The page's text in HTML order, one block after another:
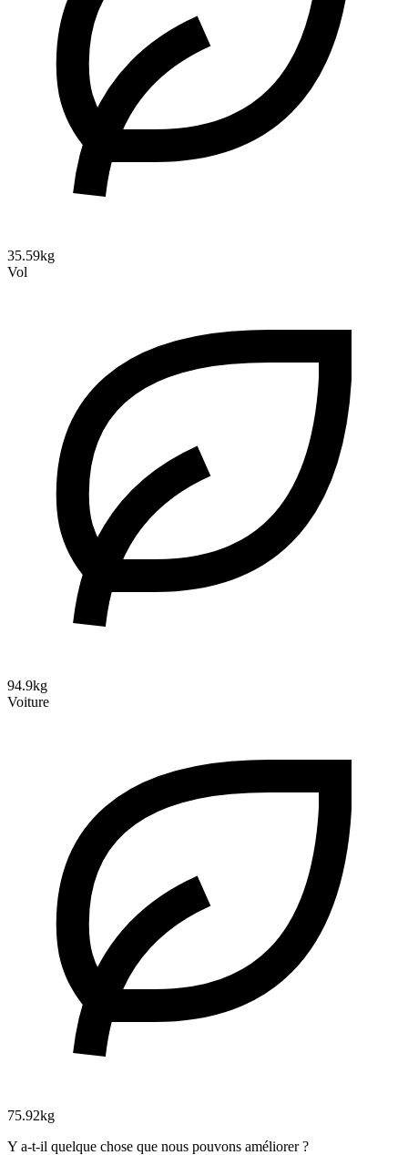
35.59kg
Vol
94.9kg
Voiture
75.92kg
Y a-t-il quelque chose que nous pouvons améliorer ?